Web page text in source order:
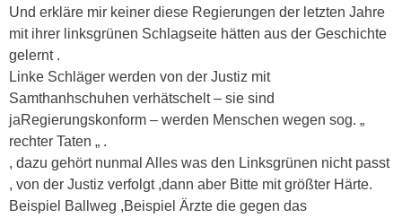
Und erkläre mir keiner diese Regierungen der letzten Jahre
mit ihrer linksgrünen Schlagseite hätten aus der Geschichte
gelernt .
Linke Schläger werden von der Justiz mit
Samthanhschuhen verhätschelt – sie sind
jaRegierungskonform – werden Menschen wegen sog. „
rechter Taten „ .
, dazu gehört nunmal Alles was den Linksgrünen nicht passt
, von der Justiz verfolgt ,dann aber Bitte mit größter Härte.
Beispiel Ballweg ,Beispiel Ärzte die gegen das